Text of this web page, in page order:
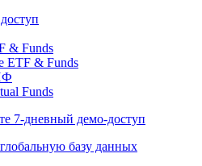
7-дневный
базу данных
ETF & Funds
Funds